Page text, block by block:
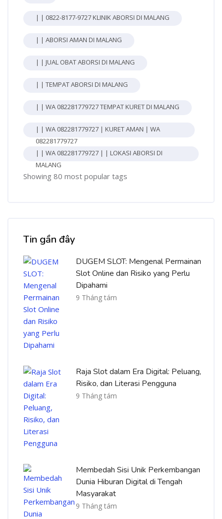
| | 0822-8177-9727 KLINIK ABORSI DI MALANG
| | ABORSI AMAN DI MALANG
| | JUAL OBAT ABORSI DI MALANG
| | TEMPAT ABORSI DI MALANG
| | WA 082281779727 TEMPAT KURET DI MALANG
| | WA 082281779727 | KURET AMAN | WA
082281779727
| | WA 082281779727 | | LOKASI ABORSI DI
MALANG
Showing 80 most popular tags
Tin gần đây
DUGEM SLOT: Mengenal Permainan
Slot Online dan Risiko yang Perlu
Dipahami
9 Tháng tám
Raja Slot dalam Era Digital: Peluang,
Risiko, dan Literasi Pengguna
9 Tháng tám
Membedah Sisi Unik Perkembangan
Dunia Hiburan Digital di Tengah
Masyarakat
9 Tháng tám